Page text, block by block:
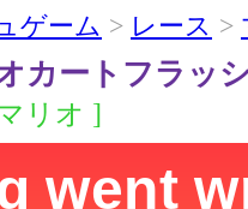
ゲーム > レース >
カートフラッ
リオ ]